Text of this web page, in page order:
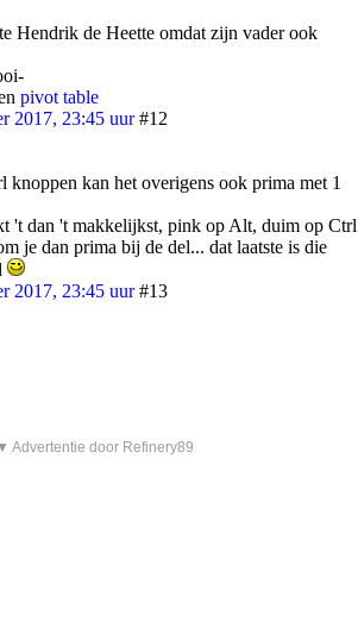
Hendrik de Heette omdat zijn vader ook
pivot table
2017, 23:45 uur #12
knoppen kan het overigens ook prima met 1
't dan 't makkelijkst, pink op Alt, duim op Ctrl
je dan prima bij de del... dat laatste is die
2017, 23:45 uur #13
Advertentie door Refinery89